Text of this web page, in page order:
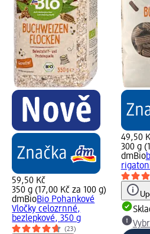
59,50 Kč
350 g (17,00 Kč za 100 g)
dmBioBio Pohankové
Vločky celozrnné,
bezlepkové, 350 g
(23)
49,50
300 g
dmBio